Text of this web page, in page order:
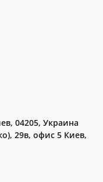
04205, Украина
29в, офис 5 Киев,